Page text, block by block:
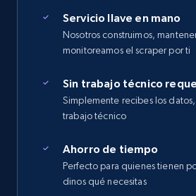
Servicio llave en mano
Nosotros construimos,
monitoreamos el scraper por ti
Sin trabajo técnico
Simplemente recibes los
trabajo técnico
Ahorro de tiempo
Perfecto para quienes tienen
dinos qué necesitas